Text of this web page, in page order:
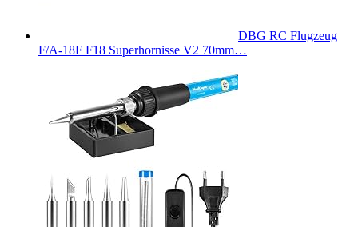
DBG RC Flugzeug
F/A-18F F18 Superhornisse V2 70mm…